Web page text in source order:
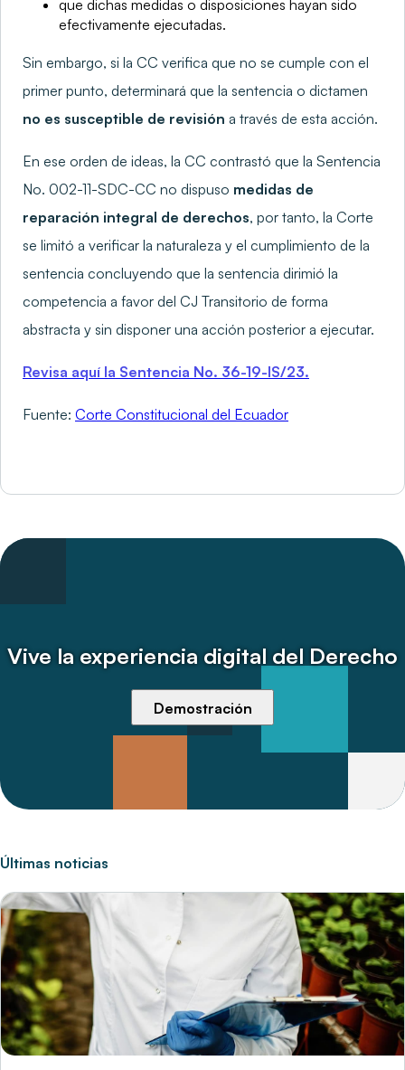
que dichas medidas o disposiciones hayan sido
efectivamente ejecutadas.
Sin embargo, si la CC verifica que no se cumple con el
primer punto, determinará que la sentencia o dictamen
no es susceptible de revisión a través de esta acción.
En ese orden de ideas, la CC contrastó que la Sentencia
No. 002-11-SDC-CC no dispuso medidas de
reparación integral de derechos, por tanto, la Corte
se limitó a verificar la naturaleza y el cumplimiento de la
sentencia concluyendo que la sentencia dirimió la
competencia a favor del CJ Transitorio de forma
abstracta y sin disponer una acción posterior a ejecutar.
Revisa aquí la Sentencia No. 36-19-IS/23.
Fuente: Corte Constitucional del Ecuador
Vive la experiencia digital del Derecho
Demostración
Últimas noticias